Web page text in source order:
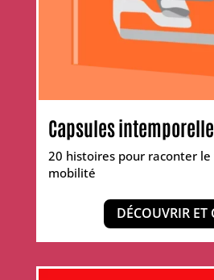
Capsules
20 histoires pour raconter
mobilité
DÉCOUVRIR